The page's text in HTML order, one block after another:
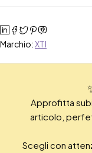
Marchio:XTI
Approfitta
articolo,
Scegli con